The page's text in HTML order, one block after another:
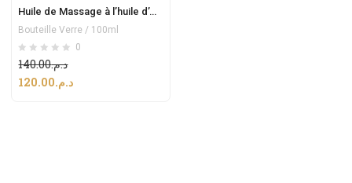
Huile de Massage à l’huile d’Argan et la Vanille
Bouteille Verre / 100ml
0
د.م.140.00
د.م.120.00